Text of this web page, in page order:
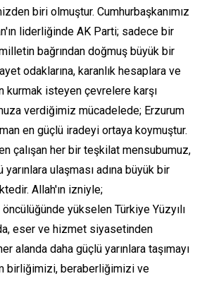
biri olmuştur. Cumhurbaşkanımız
liderliğinde AK Parti; sadece bir
bağrından doğmuş büyük bir
odaklarına, karanlık hesaplara ve
kurmak isteyen çevrelere karşı
verdiğimiz mücadelede; Erzurum
en güçlü iradeyi ortaya koymuştur.
çalışan her bir teşkilat mensubumuz,
ulaşması adına büyük bir
Allah'ın izniyle;
öncülüğünde yükselen Türkiye Yüzyılı
eser ve hizmet siyasetinden
alanda daha güçlü yarınlara taşımayı
birliğimizi, beraberliğimizi ve